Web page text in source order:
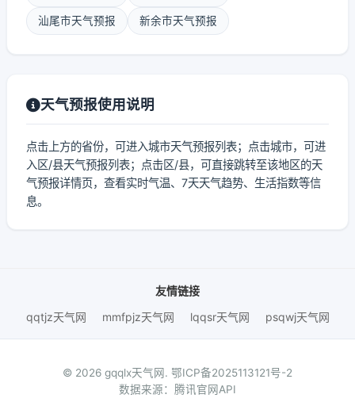
汕尾市天气预报 新余市天气预报
天气预报使用说明
点击上方的省份，可进入城市天气预报列表；点击城市，可进
入区/县天气预报列表；点击区/县，可直接跳转至该地区的天
气预报详情页，查看实时气温、7天天气趋势、生活指数等信
息。
友情链接
qqtjz天气网
mmfpjz天气网 lqqsr天气网 psqwj天气网
© 2026 gqqlx天气网. 鄂ICP备2025113121号-2
数据来源：腾讯官网API